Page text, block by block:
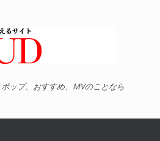
ップ、おすすめ、MVのことなら